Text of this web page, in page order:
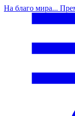
На благо мира...